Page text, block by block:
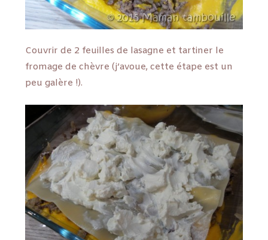
Couvrir de 2 feuilles de lasagne et tartiner le
fromage de chèvre (j’avoue, cette étape est un
peu galère !).